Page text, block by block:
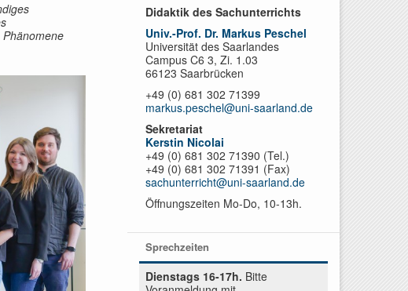
Didaktik des Sachunterrichts
Univ.-Prof. Dr. Markus Peschel
Universität des Saarlandes
Campus C6 3, Zi. 1.03
66123 Saarbrücken
+49 (0) 681 302 71399
markus.peschel@uni-saarland.de
Sekretariat
Kerstin Nicolai
+49 (0) 681 302 71390 (Tel.)
+49 (0) 681 302 71391 (Fax)
sachunterricht@uni-saarland.de
Öffnungszeiten Mo-Do, 10-13h.
Sprechzeiten
Dienstags 16-17h. Bitte